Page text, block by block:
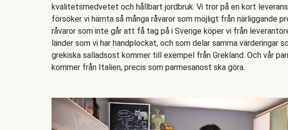
kvalitetsmedvetet och hållbart jordbruk. Vi tror på en kort
försöker vi hämta så många råvaror som möjligt från närliggande
råvaror som inte går att få tag på i Sverige köper vi från
länder som vi har handplockat, och som delar samma värderingar
grekiska salladsost kommer till exempel från Grekland. Och vår
kommer från Italien, precis som parmesanost ska göra.